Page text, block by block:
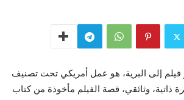
فيلم إلى البرية، هو عمل أمريكي تحت تصنيف
ذاتية، وثائقي، قصة الفيلم مأخوذة من كتاب